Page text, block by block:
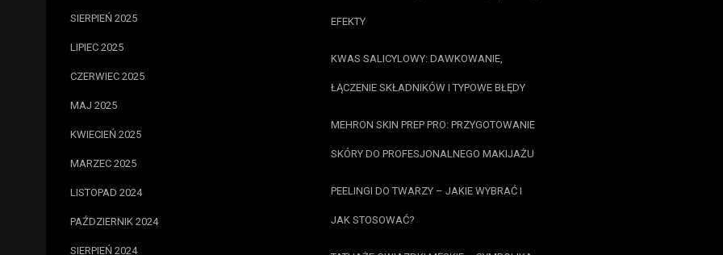
SIERPIEŃ 2025
LIPIEC 2025
CZERWIEC 2025
MAJ 2025
KWIECIEŃ 2025
MARZEC 2025
LISTOPAD 2024
PAŹDZIERNIK 2024
SIERPIEŃ 2024
EFEKTY
KWAS SALICYLOWY: DAWKOWANIE,
ŁĄCZENIE SKŁADNIKÓW I TYPOWE BŁĘDY
MEHRON SKIN PREP PRO: PRZYGOTOWANIE
SKÓRY DO PROFESJONALNEGO MAKIJAŻU
PEELINGI DO TWARZY – JAKIE WYBRAĆ I
JAK STOSOWAĆ?